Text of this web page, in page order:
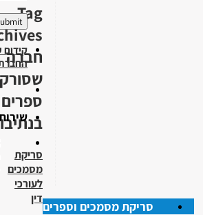
Tag
חברה
ספרים
סריקת
מסמכים
לעורכי
דין
סריקת מסמכים וספרים